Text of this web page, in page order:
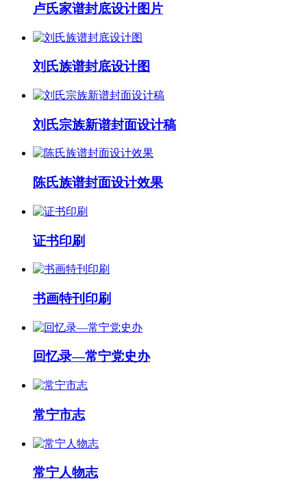
卢氏家谱封底设计图片
刘氏族谱封底设计图
刘氏宗族新谱封面设计稿
陈氏族谱封面设计效果
证书印刷
书画特刊印刷
回忆录—常宁党史办
常宁市志
常宁人物志